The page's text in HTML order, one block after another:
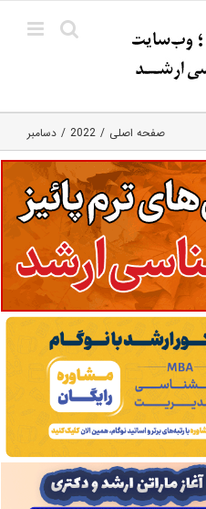
صفحه اصلی 2022 دسامبر